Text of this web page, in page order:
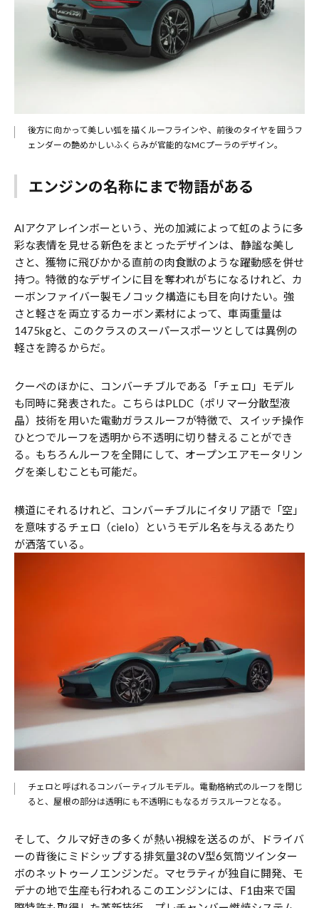
後方に向かって美しい弧を描くルーフラインや、前後のタイヤを囲うフ
ェンダーの艶めかしいふくらみが官能的なMCプーラのデザイン。
エンジンの名称にまで物語がある
AIアクアレインボーという、光の加減によって虹のように多
彩な表情を見せる新色をまとったデザインは、静謐な美し
さと、獲物に飛びかかる直前の肉食獣のような躍動感を併せ
持つ。特徴的なデザインに目を奪われがちになるけれど、カ
ーボンファイバー製モノコック構造にも目を向けたい。強
さと軽さを両立するカーボン素材によって、車両重量は
1475kgと、このクラスのスーパースポーツとしては異例の
軽さを誇るからだ。
クーペのほかに、コンバーチブルである「チェロ」モデル
も同時に発表された。こちらはPLDC（ポリマー分散型液
晶）技術を用いた電動ガラスルーフが特徴で、スイッチ操作
ひとつでルーフを透明から不透明に切り替えることができ
る。もちろんルーフを全開にして、オープンエアモータリン
グを楽しむことも可能だ。
横道にそれるけれど、コンバーチブルにイタリア語で「空」
を意味するチェロ（cielo）というモデル名を与えるあたり
が洒落ている。
チェロと呼ばれるコンバーティブルモデル。電動格納式のルーフを閉じ
ると、屋根の部分は透明にも不透明にもなるガラスルーフとなる。
そして、クルマ好きの多くが熱い視線を送るのが、ドライバ
ーの背後にミドシップする排気量3ℓのV型6気筒ツインター
ボのネットゥーノエンジンだ。マセラティが独自に開発、モ
デナの地で生産も行われるこのエンジンには、F1由来で国